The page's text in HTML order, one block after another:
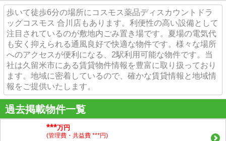
歩いて徒歩6分の場所にコスモス薬品ディスカウントドラ
ッグコスモス 合川店もあります。利便性の高い設備として
注目されているのが敷地内ごみ置き場です。夏場の電気代
も安く抑えられる通風良好で快適な物件です。様々な場所
へのアクセスが便利になる、2駅利用可能な物件です。当
社は久留米市にある賃貸物件情報を豊富に取り扱っており
ます。地域に密着しているので、確かな賃貸情報と地域情
報をご提供いたします。
過去掲載物件一覧
***万円
(管理費・共益費 ***円)